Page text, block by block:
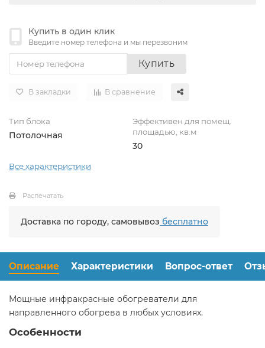
Купить в один клик
Введите номер телефона и мы перезвоним
Купить
В закладки В сравнение
Тип блока
Потолочная
Эффективен для помещ.
площадью, кв.м
30
Все характеристики
Распечатать
Доставка по городу, самовывоз бесплатно
Описание Характеристики Вопрос-ответ
Мощные инфракрасные обогреватели для
направленного обогрева в любых условиях.
Особенности